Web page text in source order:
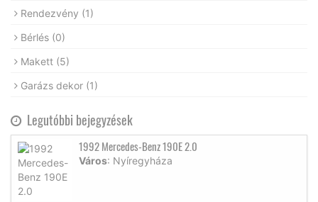
Rendezvény (1)
Bérlés (0)
Makett (5)
Garázs dekor (1)
Legutóbbi bejegyzések
1992 Mercedes-Benz 190E 2.0
Város: Nyíregyháza